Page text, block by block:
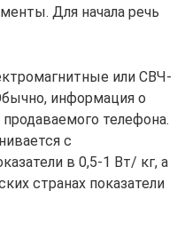
Для начала речь
или СВЧ-
информация о
телефона.
с
в 0,5-1 Вт/ кг, а
странах показатели